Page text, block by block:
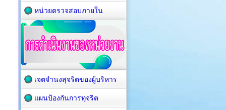
หน่วยตรวจสอบภายใน
เจตจำนงสุจริตของผู้บริหาร
แผนป้องกันการทุจริต